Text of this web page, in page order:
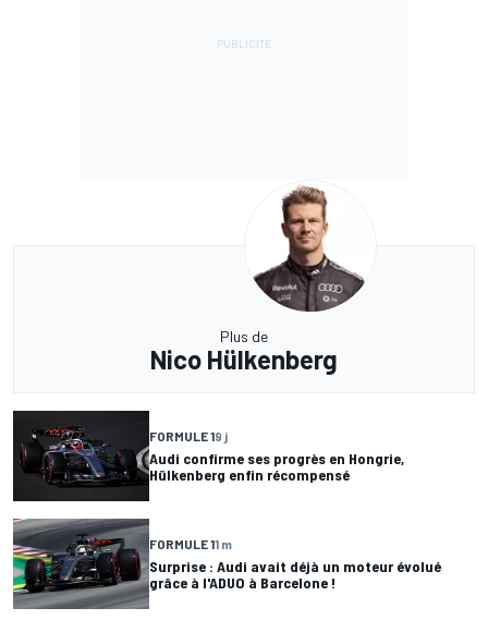
Plus de
Nico Hülkenberg
FORMULE 19 j
Audi confirme ses progrès en Hongrie,
Hülkenberg enfin récompensé
FORMULE 11 m
Surprise : Audi avait déjà un moteur évolué
grâce à l'ADUO à Barcelone !